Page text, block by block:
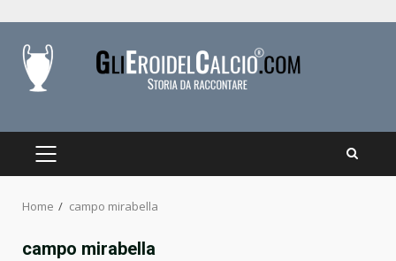
content
PRIMARY
Home campo mirabella
campo mirabella